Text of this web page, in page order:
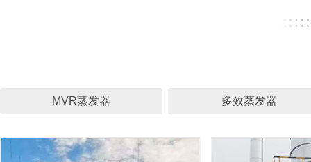
MVR蒸发器 多效蒸发器